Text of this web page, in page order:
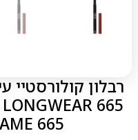
רבלון קולורסטיי
LONGWEAR
665